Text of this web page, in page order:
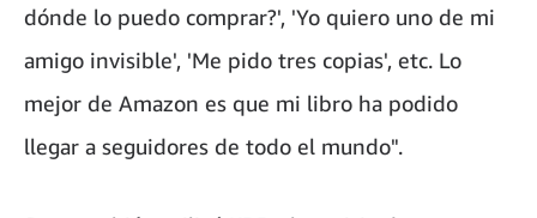
dónde lo puedo comprar?', 'Yo quiero uno de mi
amigo invisible', 'Me pido tres copias', etc. Lo
mejor de Amazon es que mi libro ha podido
llegar a seguidores de todo el mundo".